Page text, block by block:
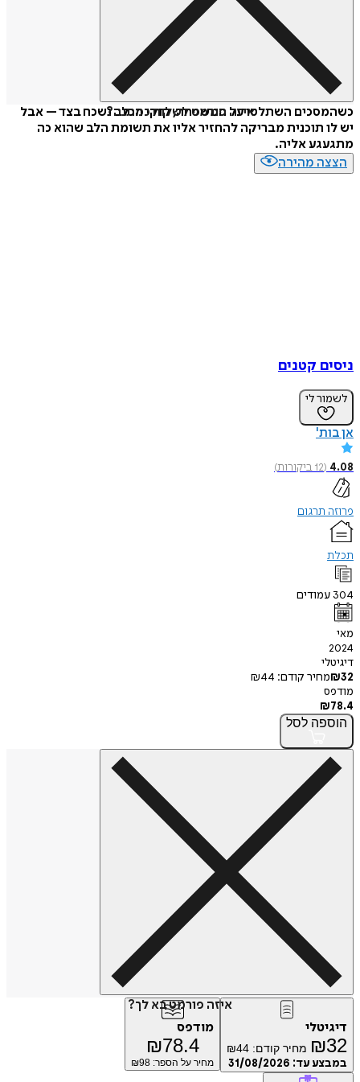
איזה פורמט לשלוח כמתנה?
כשהמסכים השתלטו על המשפחה, קוקי הכלב נשכח בצד – אבל
יש לו תוכנית מבריקה להחזיר אליו את תשומת הלב שהוא כה
מתגעגע אליה.
הצצה מהירה
ניסים קטנים
לשמור לי
אן בות'
4.08
(
12ביקורות)
פרוזה תרגום
תכלת
304 עמודים
מאי
2024
דיגיטלי
₪32 מחיר קודם: ₪44
מודפס
₪78.4
הוספה לסל
איזה פורמט בא לך?
דיגיטלי
₪32 מחיר קודם: ₪44
במבצע עד: 31/08/2026
מודפס
₪78.4
מחיר על הספר: ₪ 98